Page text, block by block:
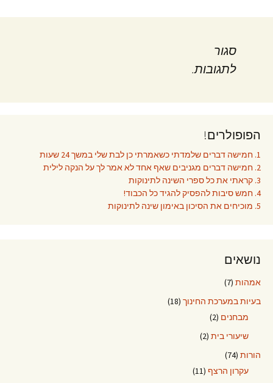
סגור
לתגובות.
הפופולרים!
1. חמישה דברים שלמדתי כשאמרתי כן לבת שלי במשך 24 שעות
2. חמישה דברים מגניבים שאף אחד לא אמר לך על הנקה לילית
3. קראתי את כל ספרי השינה לתינוקות
4. חמש סיבות להפסיק להגיד כל הכבוד!
5. מוכיחים את הסיכון באימון שינה לתינוקות
נושאים
אמהות (7)
בעיות במערכת החינוך (18)
מבחנים (2)
שיעורי בית (2)
הורות (74)
עקרון הרצף (11)